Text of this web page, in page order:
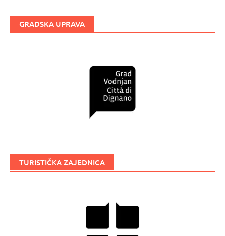
GRADSKA UPRAVA
TURISTIČKA ZAJEDNICA